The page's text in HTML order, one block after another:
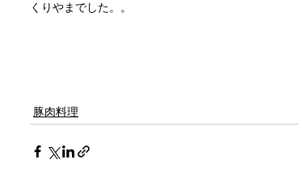
くりやまでした。。
豚肉料理